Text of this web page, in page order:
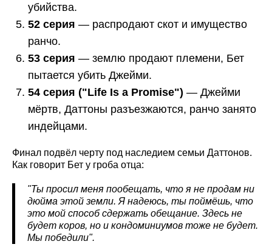
убийства.
52 серия — распродают скот и имущество
ранчо.
53 серия — землю продают племени, Бет
пытается убить Джейми.
54 серия ("Life Is a Promise") — Джейми
мёртв, Даттоны разъезжаются, ранчо занято
индейцами.
Финал подвёл черту под наследием семьи Даттонов.
Как говорит Бет у гроба отца:
"Ты просил меня пообещать, что я не продам ни
дюйма этой земли. Я надеюсь, ты поймёшь, что
это мой способ сдержать обещание. Здесь не
будет коров, но и кондоминиумов тоже не будет.
Мы победили".